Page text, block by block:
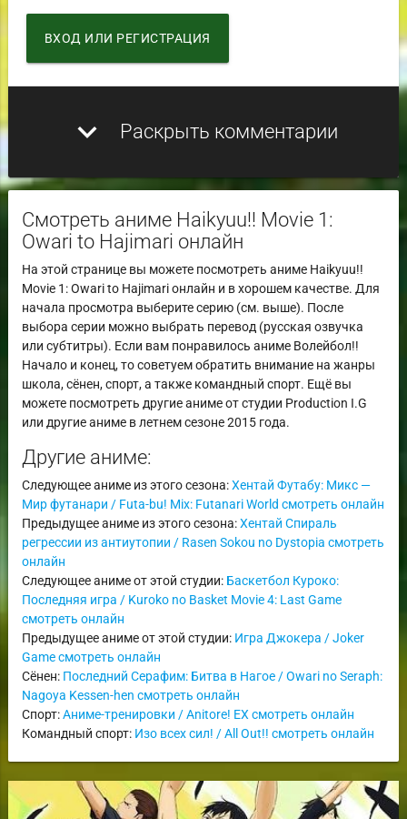
ВХОД ИЛИ РЕГИСТРАЦИЯ
expand_more Раскрыть комментарии
Смотреть аниме Haikyuu!! Movie 1:
Owari to Hajimari онлайн
На этой странице вы можете посмотреть аниме Haikyuu!!
Movie 1: Owari to Hajimari онлайн и в хорошем качестве. Для
начала просмотра выберите серию (см. выше). После
выбора серии можно выбрать перевод (русская озвучка
или субтитры). Если вам понравилось аниме Волейбол!!
Начало и конец, то советуем обратить внимание на жанры
школа, сёнен, спорт, а также командный спорт. Ещё вы
можете посмотреть другие аниме от студии Production I.G
или другие аниме в летнем сезоне 2015 года.
Другие аниме:
Следующее аниме из этого сезона:Хентай Футабу: Микс —
Мир футанари / Futa-bu! Mix: Futanari World смотреть онлайн
Предыдущее аниме из этого сезона:Хентай Спираль
регрессии из антиутопии / Rasen Sokou no Dystopia смотреть
онлайн
Следующее аниме от этой студии: Баскетбол Куроко:
Последняя игра / Kuroko no Basket Movie 4: Last Game
смотреть онлайн
Предыдущее аниме от этой студии: Игра Джокера / Joker
Game смотреть онлайн
Сёнен: Последний Серафим: Битва в Нагое / Owari no Seraph:
Nagoya Kessen-hen смотреть онлайн
Спорт:Аниме-тренировки / Anitore! EX смотреть онлайн
Командный спорт: Изо всех сил! / All Out!! смотреть онлайн